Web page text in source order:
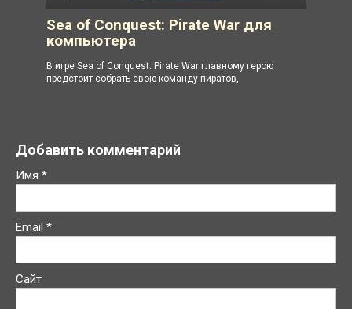
Sea of Conquest: Pirate War для
компьютера
В игре Sea of Conquest: Pirate War главному герою
предстоит собрать свою команду пиратов,
Добавить комментарий
Имя *
Email *
Сайт